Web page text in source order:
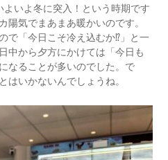
いよ冬に突入！という時期です
陽気でまあまあ暖かいのです。
で「今日こそ冷え込むか⁉︎」と一
中から夕方にかけては「今日も
なることが多いのでした。で
はいかないんでしょうね。